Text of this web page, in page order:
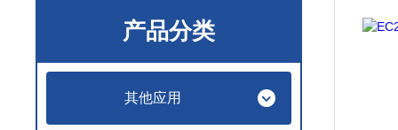
产品分类
其他应用